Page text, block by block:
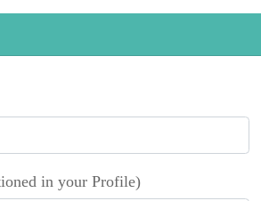
in your Profile)